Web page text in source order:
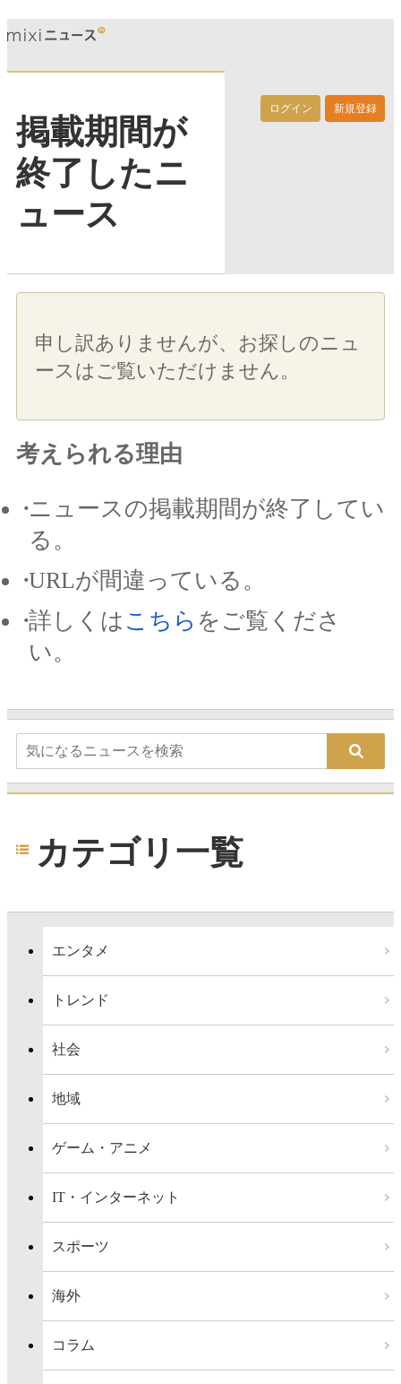
ログイン 新規登録
掲載期間が
終了したニ
ュース
申し訳ありませんが、お探しのニュ
ースはご覧いただけません。
考えられる理由
ニュースの掲載期間が終了してい
る。
URLが間違っている。
詳しくは こちら をご覧くださ
い。
カテゴリ一覧
エンタメ
トレンド
社会
地域
ゲーム・アニメ
IT・インターネット
スポーツ
海外
コラム